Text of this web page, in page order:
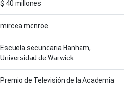
$ 40 millones
mircea monroe
Escuela secundaria Hanham,
Universidad de Warwick
Premio de Televisión de la Academia